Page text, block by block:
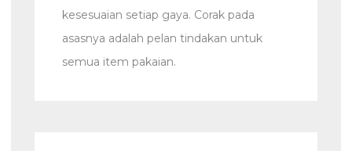
kesesuaian setiap gaya. Corak pada
asasnya adalah pelan tindakan untuk
semua item pakaian.